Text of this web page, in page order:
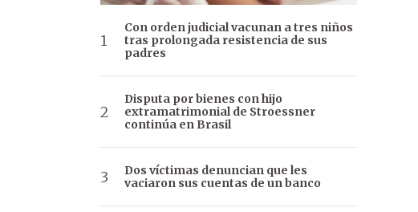
Con orden judicial vacunan a tres niños
tras prolongada resistencia de sus
padres
Disputa por bienes con hijo
extramatrimonial de Stroessner
continúa en Brasil
Dos víctimas denuncian que les
vaciaron sus cuentas de un banco